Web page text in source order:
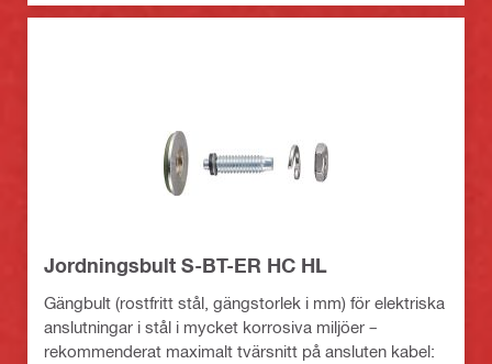
Jordningsbult S-BT-ER HC HL
Gängbult (rostfritt stål, gängstorlek i mm) för elektriska
anslutningar i stål i mycket korrosiva miljöer –
rekommenderat maximalt tvärsnitt på ansluten kabel: